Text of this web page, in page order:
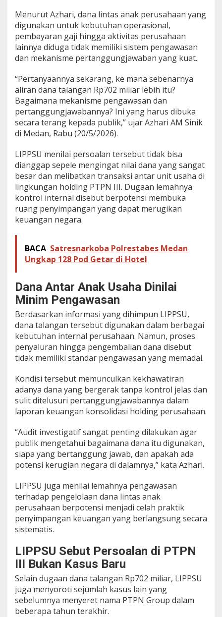
a
R
a
w
a
e
n
y
i
m
p
a
g
a
n
Menurut Azhari, dana lintas anak perusahaan yang
digunakan untuk kebutuhan operasional,
pembayaran gaji hingga aktivitas perusahaan
lainnya diduga tidak memiliki sistem pengawasan
dan mekanisme pertanggungjawaban yang kuat.
“Pertanyaannya sekarang, ke mana sebenarnya
aliran dana talangan Rp702 miliar lebih itu?
Bagaimana mekanisme pengawasan dan
pertanggungjawabannya? Ini yang harus dibuka
secara terang kepada publik,” ujar Azhari AM Sinik
di Medan, Rabu (20/5/2026).
LIPPSU menilai persoalan tersebut tidak bisa
dianggap sepele mengingat nilai dana yang sangat
besar dan melibatkan transaksi antar unit usaha di
lingkungan holding PTPN III. Dugaan lemahnya
kontrol internal disebut berpotensi membuka
ruang penyimpangan yang dapat merugikan
keuangan negara.
BACA Satresnarkoba Polrestabes Medan
Ungkap 128 Pod Getar di Hotel
Dana Antar Anak Usaha Dinilai
Minim Pengawasan
Berdasarkan informasi yang dihimpun LIPPSU,
dana talangan tersebut digunakan dalam berbagai
kebutuhan internal perusahaan. Namun, proses
penyaluran hingga pengembalian dana disebut
tidak memiliki standar pengawasan yang memadai.
Kondisi tersebut memunculkan kekhawatiran
adanya dana yang bergerak tanpa kontrol jelas dan
sulit ditelusuri pertanggungjawabannya dalam
laporan keuangan konsolidasi holding perusahaan.
“Audit investigatif sangat penting dilakukan agar
publik mengetahui bagaimana dana itu digunakan,
siapa yang bertanggung jawab, dan apakah ada
potensi kerugian negara di dalamnya,” kata Azhari.
LIPPSU juga menilai lemahnya pengawasan
terhadap pengelolaan dana lintas anak
perusahaan berpotensi menjadi celah praktik
penyimpangan keuangan yang berlangsung secara
sistematis.
LIPPSU Sebut Persoalan di PTPN
III Bukan Kasus Baru
Selain dugaan dana talangan Rp702 miliar, LIPPSU
juga menyoroti sejumlah kasus lain yang
sebelumnya menyeret nama PTPN Group dalam
beberapa tahun terakhir.